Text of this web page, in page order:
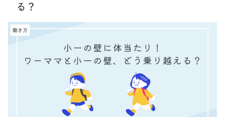
る？
働き方